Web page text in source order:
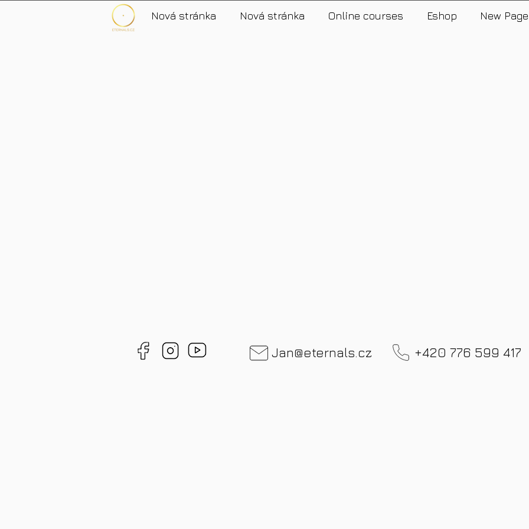
Nová stránka Nová stránka Online courses Eshop New Page
Jan@eternals.cz +420 776 599 417